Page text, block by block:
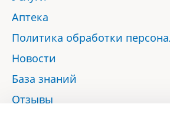
Аптека
Политика обработки
Новости
База знаний
Отзывы